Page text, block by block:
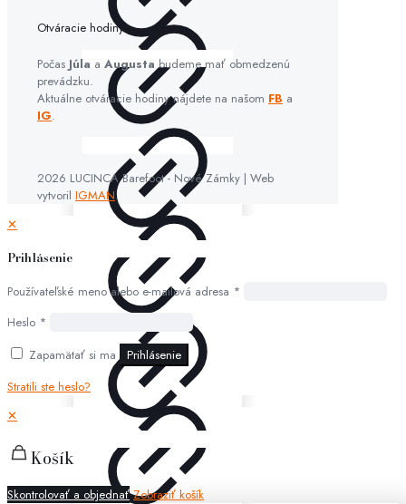
Otváracie hodiny:
Počas Júla a Augustabudeme mať obmedzenú
prevádzku.
Aktuálne otváracie hodiny nájdete na našom FB a
IG.
2026 LUCINCA Barefoot - Nové Zámky | Web
vytvoril IGMAN.
✕
Prihlásenie
Používateľské meno alebo e-mailová adresa *
Heslo *
Zapamätať si ma
Prihlásenie
Stratili ste heslo?
✕
Košík
Skontrolovať a objednať Zobraziť košík